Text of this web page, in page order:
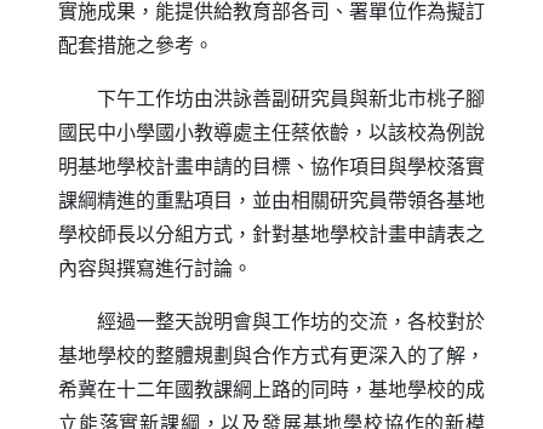
實施成果，能提供給教育部各司、署單位作為擬訂
配套措施之參考。
下午工作坊由洪詠善副研究員與新北市桃子腳
國民中小學國小教導處主任蔡依齡，以該校為例說
明基地學校計畫申請的目標、協作項目與學校落實
課綱精進的重點項目，並由相關研究員帶領各基地
學校師長以分組方式，針對基地學校計畫申請表之
內容與撰寫進行討論。
經過一整天說明會與工作坊的交流，各校對於
基地學校的整體規劃與合作方式有更深入的了解，
希冀在十二年國教課綱上路的同時，基地學校的成
立能落實新課綱，以及發展基地學校協作的新模